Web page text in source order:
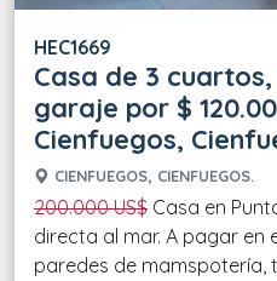
HEC1669
Casa de 3 cuartos,
garaje por $
Cienfuegos,
CIENFUEGOS, CIENFUEGOS.
200.000 US$ Casa en
directa al mar. A pagar en
paredes de mamspotería,